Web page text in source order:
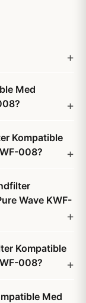
Med
Kompatible
008?
Wave KWF-
Kompatible
008?
Med